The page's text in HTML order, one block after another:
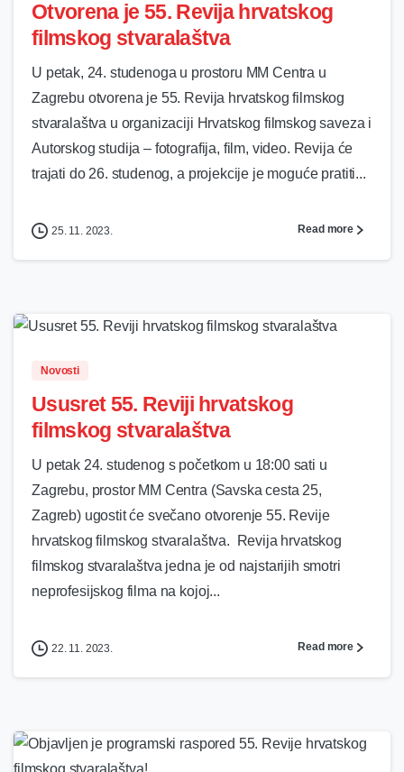
Otvorena je 55. Revija hrvatskog
filmskog stvaralaštva
U petak, 24. studenoga u prostoru MM Centra u
Zagrebu otvorena je 55. Revija hrvatskog filmskog
stvaralaštva u organizaciji Hrvatskog filmskog saveza i
Autorskog studija – fotografija, film, video. Revija će
trajati do 26. studenog, a projekcije je moguće pratiti...
25. 11. 2023. Read more
Novosti
Ususret 55. Reviji hrvatskog
filmskog stvaralaštva
U petak 24. studenog s početkom u 18:00 sati u
Zagrebu, prostor MM Centra (Savska cesta 25,
Zagreb) ugostit će svečano otvorenje 55. Revije
hrvatskog filmskog stvaralaštva. Revija hrvatskog
filmskog stvaralaštva jedna je od najstarijih smotri
neprofesijskog filma na kojoj...
22. 11. 2023. Read more
0